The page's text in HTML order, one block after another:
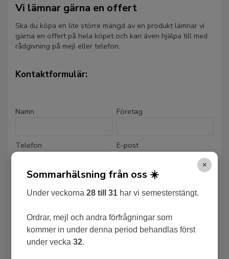
×
Sommarhälsning från oss ☀️
Under veckorna28 till 31 har vi semesterstängt.
Ordrar, mejl och andra förfrågningar som
kommer in under denna period behandlas först
under vecka32.
Vi lämnar gärna en offert
Ska du köpa en lite större mängd av en produkt lämnar vi
gärna en offert på hela köpet och kan även hjälpa till med
rådgivning på mejl eller telefon.
Kontaktformulär:
Namn Företag
Telefon E-post
Ärende Produktnamn
Meddelande